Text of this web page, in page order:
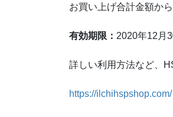
お買い上げ合計金額か
有効期限： 2020年12月
詳しい利用方法など、
https://ilchihspshop.com/